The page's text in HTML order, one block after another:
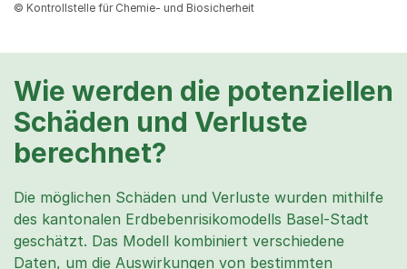
© Kontrollstelle für Chemie- und Biosicherheit
Wie werden die potenziellen
Schäden und Verluste
berechnet?
Die möglichen Schäden und Verluste wurden mithilfe
des kantonalen Erdbebenrisikomodells Basel-Stadt
geschätzt. Das Modell kombiniert verschiedene
Daten, um die Auswirkungen von bestimmten